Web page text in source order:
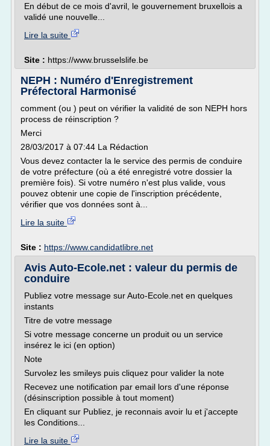
En début de ce mois d'avril, le gouvernement bruxellois a
validé une nouvelle...
Lire la suite
Site : https://www.brusselslife.be
NEPH : Numéro d'Enregistrement
Préfectoral Harmonisé
comment (ou ) peut on vérifier la validité de son NEPH hors
process de réinscription ?
Merci
28/03/2017 à 07:44 La Rédaction
Vous devez contacter la le service des permis de conduire
de votre préfecture (où a été enregistré votre dossier la
première fois). Si votre numéro n'est plus valide, vous
pouvez obtenir une copie de l'inscription précédente,
vérifier que vos données sont à...
Lire la suite
Site : https://www.candidatlibre.net
Avis Auto-Ecole.net : valeur du permis de
conduire
Publiez votre message sur Auto-Ecole.net en quelques
instants
Titre de votre message
Si votre message concerne un produit ou un service
insérez le ici (en option)
Note
Survolez les smileys puis cliquez pour valider la note
Recevez une notification par email lors d'une réponse
(désinscription possible à tout moment)
En cliquant sur Publiez, je reconnais avoir lu et j'accepte
les Conditions...
Lire la suite